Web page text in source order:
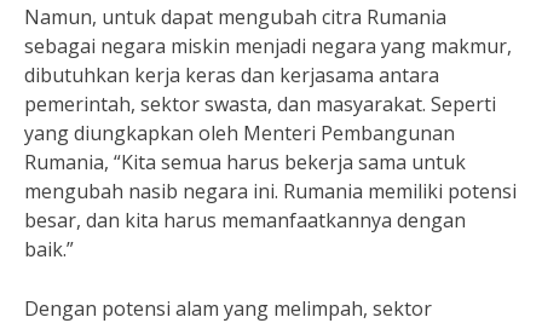
Namun, untuk dapat mengubah citra Rumania
sebagai negara miskin menjadi negara yang makmur,
dibutuhkan kerja keras dan kerjasama antara
pemerintah, sektor swasta, dan masyarakat. Seperti
yang diungkapkan oleh Menteri Pembangunan
Rumania, “Kita semua harus bekerja sama untuk
mengubah nasib negara ini. Rumania memiliki potensi
besar, dan kita harus memanfaatkannya dengan
baik.”
Dengan potensi alam yang melimpah, sektor